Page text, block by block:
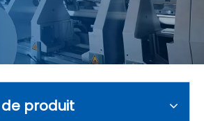
produit